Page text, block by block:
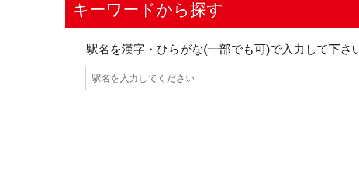
キーワードから探す
駅名を漢字・ひらがな(一部でも可)で入力して下さ